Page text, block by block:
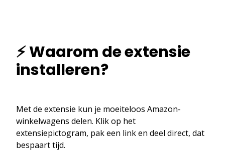
⚡ Waarom de extensie
installeren?
Met de extensie kun je moeiteloos Amazon-
winkelwagens delen. Klik op het
extensiepictogram, pak een link en deel direct, dat
bespaart tijd.